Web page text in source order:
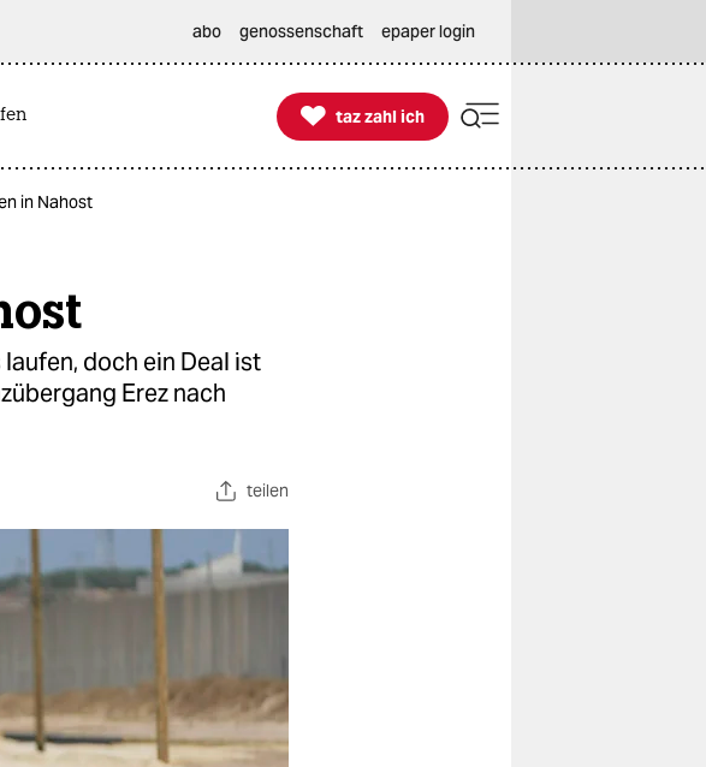
abo genossenschaft epaper login

taz zahl ich
taz zahl ich
in Nahost
doch ein Deal ist
Erez nach
teilen